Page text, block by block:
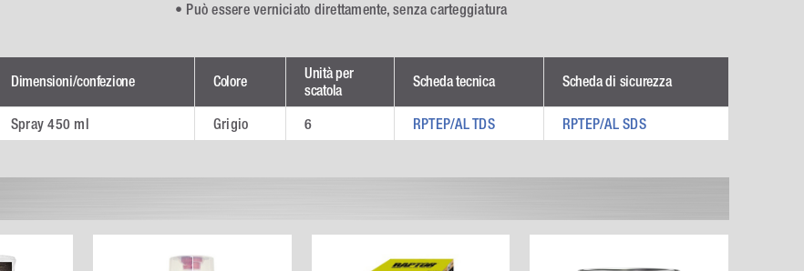
• Può essere verniciato direttamente, senza carteggiatura
Dimensioni/confezione Colore
Unità per
scatola
Scheda tecnica Scheda di sicurezza
Spray 450 ml Grigio 6 RPTEP/AL TDS RPTEP/AL SDS